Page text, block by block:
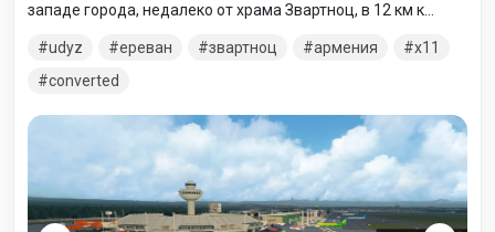
западе города, недалеко от храма Звартноц, в 12 км к
международным транспортным узлом Армении и самым
загруженным аэропортом страны.
udyz ереван звартноц армения
x11
converted